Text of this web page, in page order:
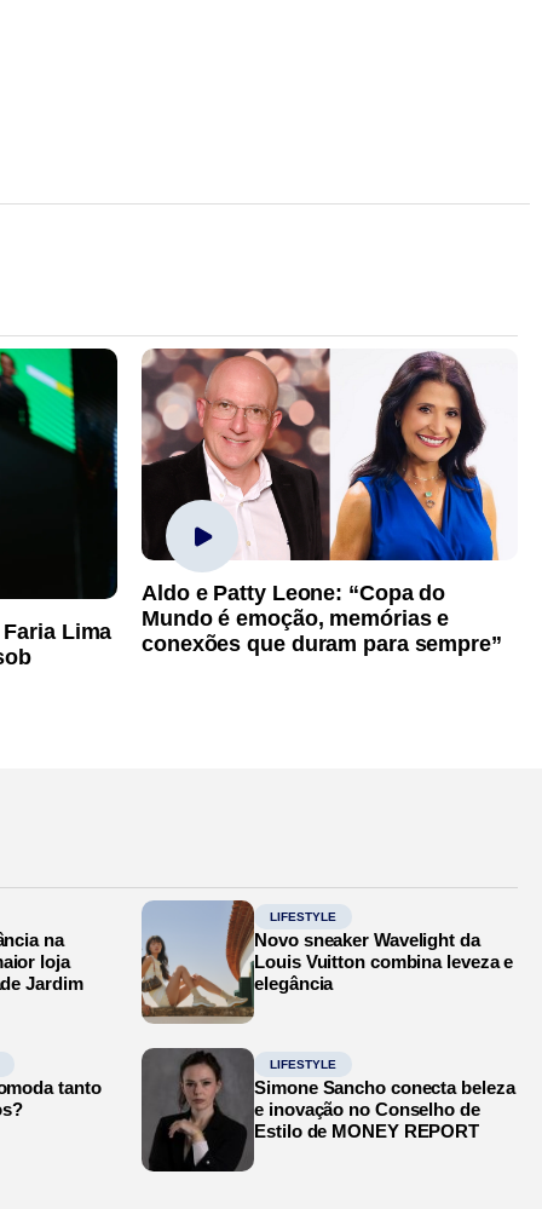
Lima
Aldo e Patty Leone: “Copa do
Mundo é emoção, memórias e
conexões que duram para sempre”
na
loja
Jardim
LIFESTYLE
Novo sneaker Wavelight da
Louis Vuitton combina leveza e
elegância
tanto
LIFESTYLE
Simone Sancho conecta beleza
e inovação no Conselho de
Estilo de MONEY REPORT